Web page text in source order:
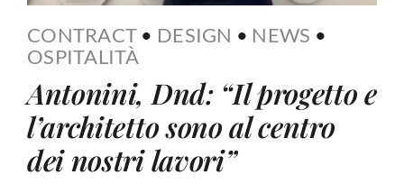
CONTRACT • DESIGN • NEWS •
OSPITALITÀ
Antonini, Dnd: “Il progetto e
l’architetto sono al centro
dei nostri lavori”